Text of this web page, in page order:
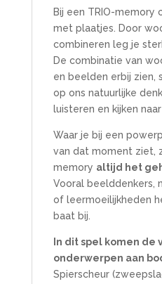
Bij een TRIO-memory
met plaatjes. Door
combineren leg je
De combinatie van
en beelden erbij zien,
op ons natuurlijke
luisteren en kijken
Waar je bij een
van dat moment ziet,
memory altijd het
Vooral beelddenkers,
of leermoeilijkheden
baat bij.
In dit spel komen de
onderwerpen aan
Spierscheur